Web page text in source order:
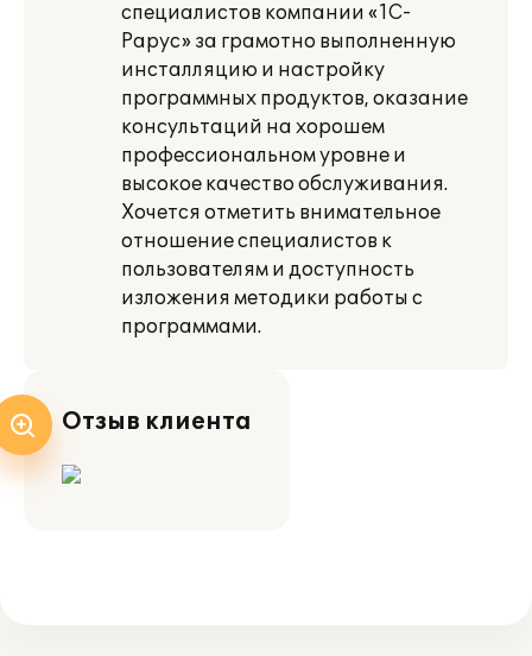
специалистов компании «1С-
Рарус» за грамотно выполненную
инсталляцию и настройку
программных продуктов, оказание
консультаций на хорошем
профессиональном уровне и
высокое качество обслуживания.
Хочется отметить внимательное
отношение специалистов к
пользователям и доступность
изложения методики работы с
программами.
Отзыв клиента